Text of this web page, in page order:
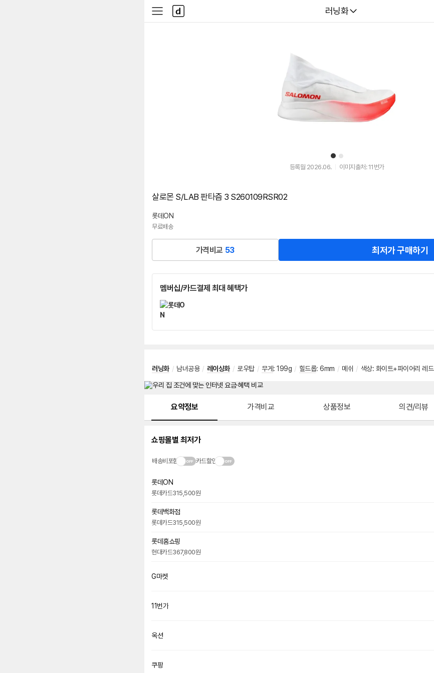
다나와
러닝화
사
이
다
나
와
1 2
등록월 2026.06. 이미지출처: 11번가
살로몬 S/LAB 판타즘 3 S260109RSR02
롯데ON
무료배송
가격비교 53 최저가 구매하기
멤버십/카드결제 최대 혜택가
러닝화 / 남녀공용 / 레이싱화 / 로우탑 / 무게 : 199g / 힐드롭: 6mm / 메쉬 / 색상: 화이트+파이어리 레드
요약정보 가격비교 상품정보 의견/리뷰
쇼핑몰별 최저가
배송비포함 카드할인
롯데ON
롯데카드315,500원
롯데백화점
롯데카드315,500원
롯데홈쇼핑
현대카드367,800원
G마켓
11번가
옥션
쿠팡